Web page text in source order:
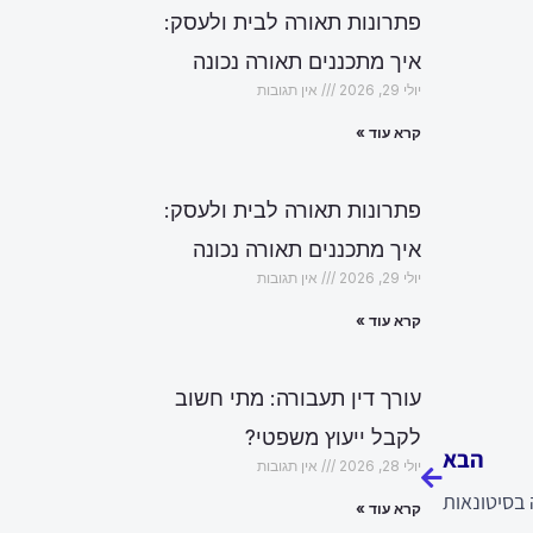
הבא
בסיטונאות
הבא
פתרונות תאורה לבית ולעסק:
איך מתכננים תאורה נכונה
יולי 29, 2026 אין תגובות
קרא עוד »
פתרונות תאורה לבית ולעסק:
איך מתכננים תאורה נכונה
יולי 29, 2026 אין תגובות
קרא עוד »
עורך דין תעבורה: מתי חשוב
לקבל ייעוץ משפטי?
יולי 28, 2026 אין תגובות
קרא עוד »